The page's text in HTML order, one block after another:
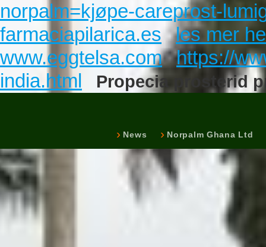
norpalm=kjøpe-careprost-
farmaciapilarica.es
les mer
www.eggtelsa.com
https://
india.html
Propecia prosterid
News Norpalm Ghana Ltd